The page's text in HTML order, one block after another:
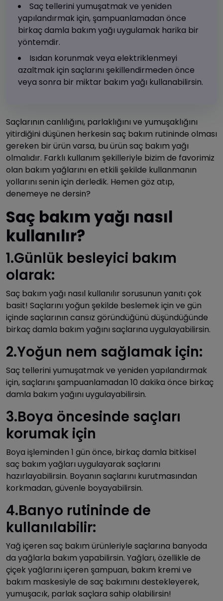
Saç tellerini yumuşatmak ve yeniden
yapılandırmak için, şampuanlamadan önce
birkaç damla bakım yağı uygulamak harika bir
yöntemdir.
Isıdan korunmak veya elektriklenmeyi
azaltmak için saçlarını şekillendirmeden önce
veya sonra bir miktar bakım yağı kullanabilirsin.
Saçlarının canlılığını, parlaklığını ve yumuşaklığını
yitirdiğini düşünen herkesin saç bakım rutininde olması
gereken bir ürün varsa, bu ürün saç bakım yağı
olmalıdır. Farklı kullanım şekilleriyle bizim de favorimiz
olan bakım yağlarını en etkili şekilde kullanmanın
yollarını senin için derledik. Hemen göz atıp,
denemeye ne dersin?
Saç bakım yağı nasıl
kullanılır?
1.Günlük besleyici bakım
olarak:
Saç bakım yağı nasıl kullanılır sorusunun yanıtı çok
basit! Saçlarını yoğun şekilde beslemek için ve gün
içinde saçlarının cansız göründüğünü düşündüğünde
birkaç damla bakım yağını saçlarına uygulayabilirsin.
2.Yoğun nem sağlamak için:
Saç tellerini yumuşatmak ve yeniden yapılandırmak
için, saçlarını şampuanlamadan 10 dakika önce birkaç
damla bakım yağını uygulayabilirsin.
3.Boya öncesinde saçları
korumak için
Boya işleminden 1 gün önce, birkaç damla bitkisel
saç bakım yağları uygulayarak saçlarını
hazırlayabilirsin. Boyanın saçlarını kurutmasından
korkmadan, güvenle boyayabilirsin.
4.Banyo rutininde de
kullanılabilir:
Yağ içeren saç bakım ürünleriyle saçlarına banyoda
da yağlarla bakım yapabilirsin. Yağları, özellikle de
çiçek yağlarını içeren şampuan, bakım kremi ve
bakım maskesiyle de saç bakımını destekleyerek,
yumuşacık, parlak saçlara sahip olabilirsin!